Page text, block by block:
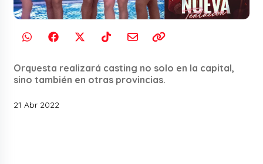
Orquesta realizará casting no solo en la capital,
sino también en otras provincias.
21 Abr 2022